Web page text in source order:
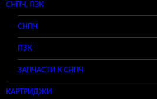
СНПЧ, ПЗК
СНПЧ
ПЗК
ЗАПЧАСТИ К СНПЧ
КАРТРИДЖИ